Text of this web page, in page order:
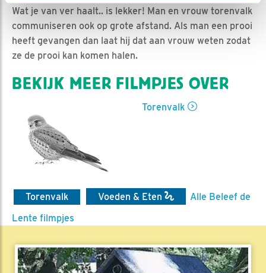
Wat je van ver haalt.. is lekker! Man en vrouw torenvalk
communiseren ook op grote afstand. Als man een prooi
heeft gevangen dan laat hij dat aan vrouw weten zodat
ze de prooi kan komen halen.
BEKIJK MEER FILMPJES OVER
Torenvalk
Torenvalk Voeden & Eten
Alle Beleef de
Lente filmpjes